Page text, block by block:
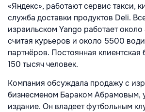
«Яндекс», работают сервис такси,
служба доставки продуктов Deli.
израильском Yango работает
считая курьеров и около 5500
партнёров. Постоянная
150 тысяч человек.
Компания обсуждала продажу с
бизнесменом Бараком Абрамовым,
издание. Он владеет футбольным